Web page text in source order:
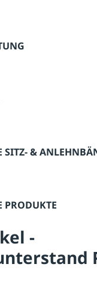
SITZ- &
PRODUKTE
-